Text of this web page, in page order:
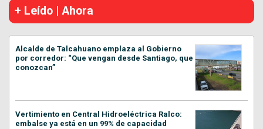
+ Leído | Ahora
Alcalde de Talcahuano emplaza al Gobierno
por corredor: “Que vengan desde Santiago, que
conozcan”
Vertimiento en Central Hidroeléctrica Ralco:
embalse ya está en un 99% de capacidad